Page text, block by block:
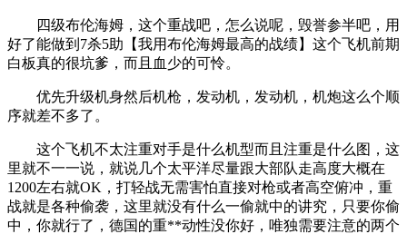
四级布伦海姆，这个重战吧，怎么说呢，毁誉参半吧，用
好了能做到7杀5助【我用布伦海姆最高的战绩】这个飞机前期
白板真的很坑爹，而且血少的可怜。
优先升级机身然后机枪，发动机，发动机，机炮这么个顺
序就差不多了。
这个飞机不太注重对手是什么机型而且注重是什么图，这
里就不一一说，就说几个太平洋尽量跟大部队走高度大概在
1200左右就OK，打轻战无需害怕直接对枪或者高空俯冲，重
战就是各种偷袭，这里就没有什么一偷就中的讲究，只要你偷
中，你就行了，德国的重**动性没你好，唯独需要注意的两个